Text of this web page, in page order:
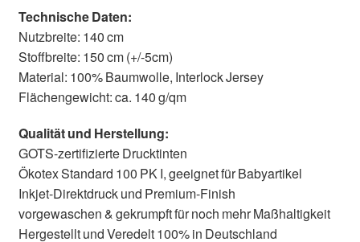
Technische Daten:
Nutzbreite: 140 cm
Stoffbreite: 150 cm (+/-5cm)
Material: 100% Baumwolle, Interlock Jersey
Flächengewicht: ca. 140 g/qm
Qualität und Herstellung:
GOTS-zertifizierte Drucktinten
Ökotex Standard 100 PK I, geeignet für Babyartikel
Inkjet-Direktdruck und Premium-Finish
vorgewaschen & gekrumpft für noch mehr Maßhaltigkeit
Hergestellt und Veredelt 100% in Deutschland